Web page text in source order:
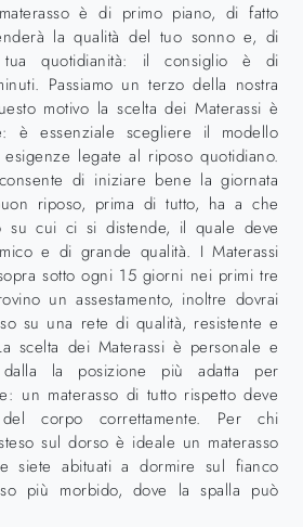
è di primo piano, di fatto
la qualità del tuo sonno e, di
tua quotidianità: il consiglio è di
Passiamo un terzo della nostra
motivo la scelta dei Materassi è
è essenziale scegliere il modello
legate al riposo quotidiano.
di iniziare bene la giornata
riposo, prima di tutto, ha a che
su cui ci si distende, il quale deve
e di grande qualità. I Materassi
sotto ogni 15 giorni nei primi tre
un assestamento, inoltre dovrai
su una rete di qualità, resistente e
scelta dei Materassi è personale e
dalla la posizione più adatta per
un materasso di tutto rispetto deve
corpo correttamente. Per chi
sul dorso è ideale un materasso
siete abituati a dormire sul fianco
più morbido, dove la spalla può